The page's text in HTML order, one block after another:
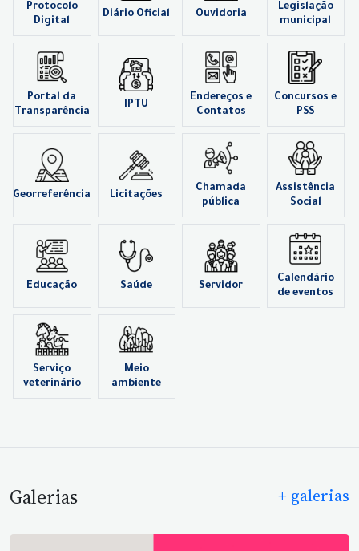
Protocolo
Digital
Diário Oficial Ouvidoria
Legislação
municipal
Portal da
Transparência
IPTU
Endereços e
Contatos
Concursos e
PSS
Georreferência Licitações
Chamada
pública
Assistência
Social
Educação Saúde Servidor
Calendário
de eventos
Serviço
veterinário
Meio
ambiente
Galerias + galerias